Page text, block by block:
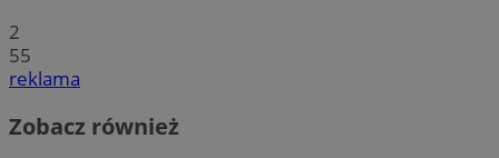
2
55
reklama
Zobacz również